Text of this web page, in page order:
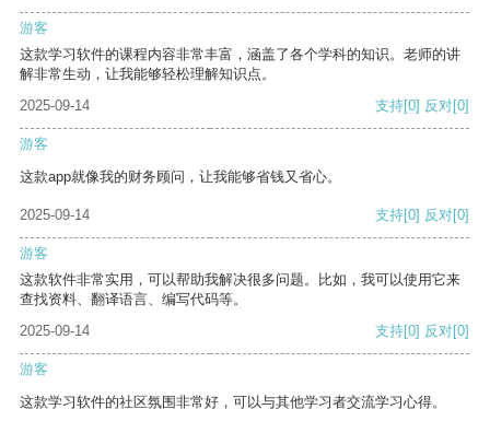
游客
这款学习软件的课程内容非常丰富，涵盖了各个学科的知识。老师的讲
解非常生动，让我能够轻松理解知识点。
2025-09-14
支持[0] 反对[0]
游客
这款app就像我的财务顾问，让我能够省钱又省心。
2025-09-14 支持[0] 反对[0]
游客
这款软件非常实用，可以帮助我解决很多问题。比如，我可以使用它来
查找资料、翻译语言、编写代码等。
2025-09-14
支持[0] 反对[0]
游客
这款学习软件的社区氛围非常好，可以与其他学习者交流学习心得。